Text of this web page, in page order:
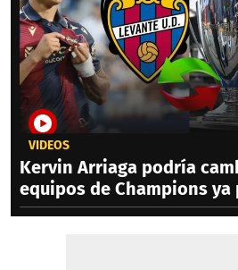
VIDEOS
Kervin Arriaga podría
equipos de Champions